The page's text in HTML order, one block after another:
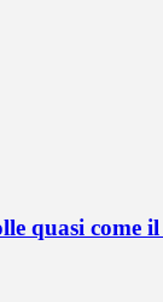
quasi come